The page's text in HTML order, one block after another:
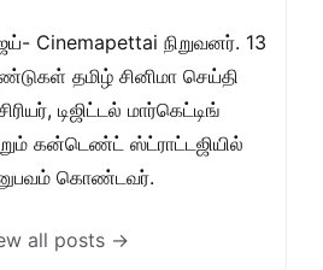
Cinemapettai நிறுவனர். 13
தமிழ் சினிமா செய்தி
டிஜிட்டல் மார்கெட்டிங்
கன்டெண்ட் ஸ்ட்ராட்டஜியில்
கொண்டவர்.
all posts →